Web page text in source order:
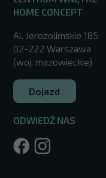
HOME CONCEPT
Al. Jerozolimskie 185
02-222 Warszawa
(woj. mazowieckie)
Dojazd
ODWIEDŹ NAS